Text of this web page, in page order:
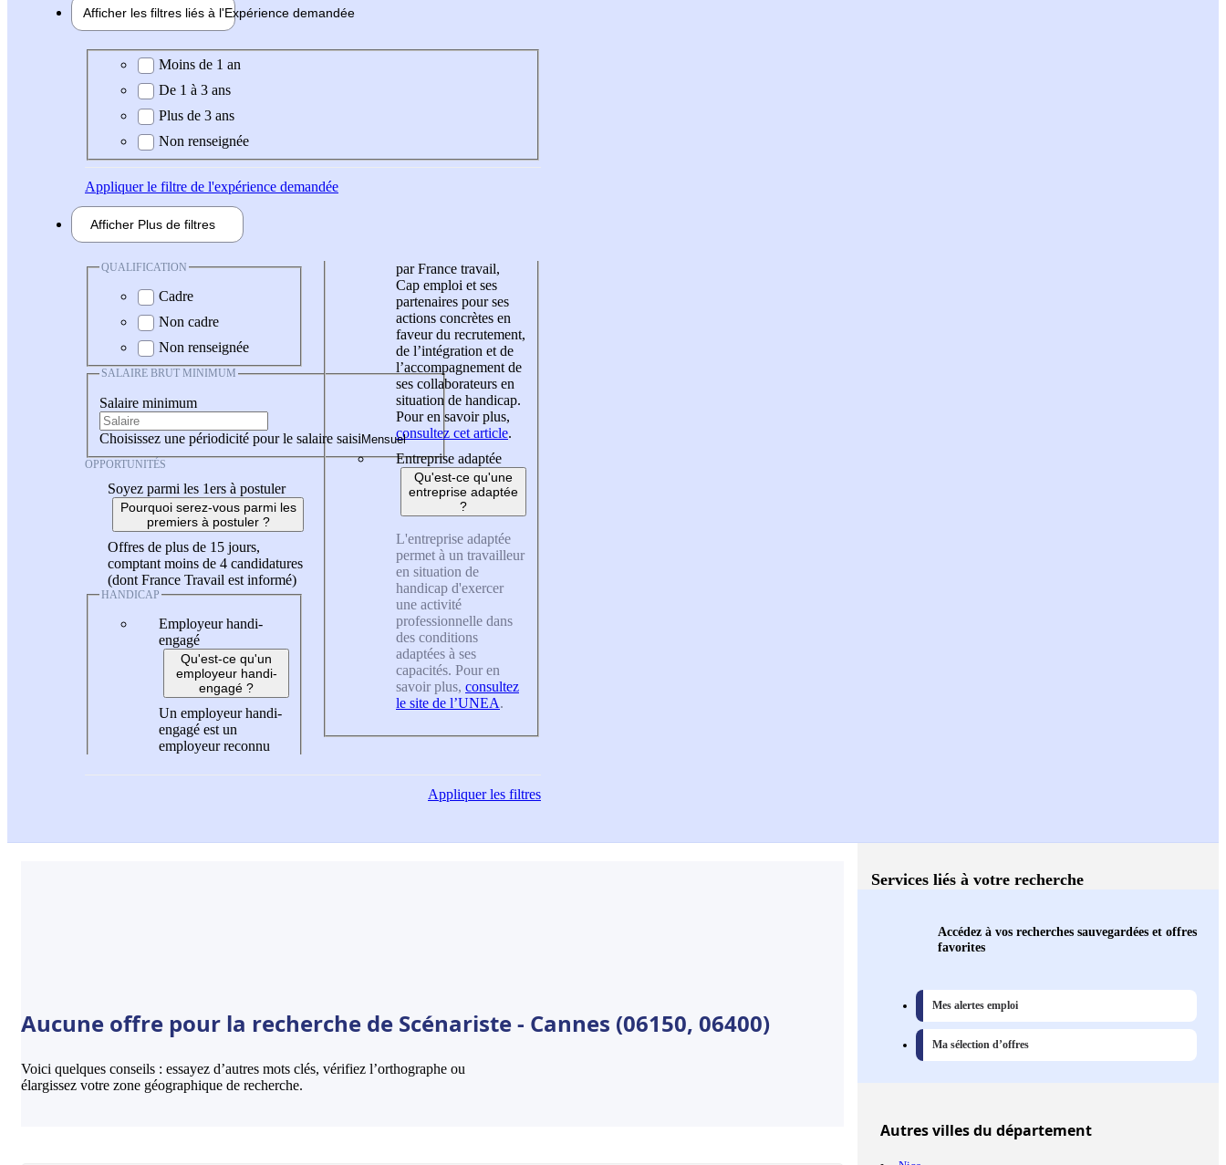
Afficher les filtres liés à l'Expérience demandée
Expérience demandée
Moins de 1 an
De 1 à 3 ans
Plus de 3 ans
Non renseignée
Appliquerle filtre de l'expérience demandée
Afficher Plus de filtres
QUALIFICATION
Cadre
Non cadre
Non renseignée
SALAIRE BRUT MINIMUM
Salaire minimum
Choisissez une périodicité pour le salaire saisi
OPPORTUNITÉS
Soyez parmi les 1ers à postuler
Pourquoi serez-vous parmi les
premiers à postuler ?
Offres de plus de 15 jours,
comptant moins de 4 candidatures
(dont France Travail est informé)
HANDICAP
Employeur handi-
engagé
Qu'est-ce qu'un
employeur handi-
engagé ?
Un employeur handi-
engagé est un
employeur reconnu
par France travail,
Cap emploi et ses
partenaires pour ses
actions concrètes en
faveur du recrutement,
de l’intégration et de
l’accompagnement de
ses collaborateurs en
situation de handicap.
Pour en savoir plus,
consultez cet article.
Entreprise adaptée
Qu'est-ce qu'une
entreprise adaptée
?
L'entreprise adaptée
permet à un travailleur
en situation de
handicap d'exercer
une activité
professionnelle dans
des conditions
adaptées à ses
capacités. Pour en
savoir plus, consultez
le site de l’UNEA.
Appliquerles filtres
Aucune offre pour la recherche de Scénariste - Cannes (06150, 06400)
Voici quelques conseils : essayez d’autres mots clés, vérifiez l’orthographe ou
élargissez votre zone géographique de recherche.
Services liés à votre recherche
Accédez à vos recherches sauvegardées et offres
favorites
Mes alertes emploi
Ma sélection d’offres
Autresvillesdu département